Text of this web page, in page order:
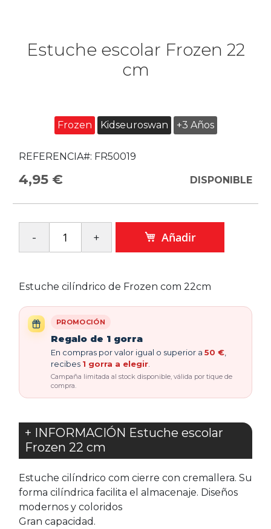
Estuche escolar Frozen 22
cm
Frozen Kidseuroswan +3 Años
REFERENCIA#: FR50019
4,95 € DISPONIBLE
Añadir
Estuche cilíndrico de Frozen com 22cm
PROMOCIÓN
Regalo de 1 gorra
En compras por valor igual o superior a 50 €
recibes 1 gorra a elegir
Campaña limitada al stock disponible, válida por tique de
compra.
+ INFORMACIÓN Estuche escolar
Frozen 22 cm
Estuche cilíndrico com cierre con cremallera. Su
forma cilíndrica facilita el almacenaje. Diseños
modernos y coloridos
Gran capacidad.